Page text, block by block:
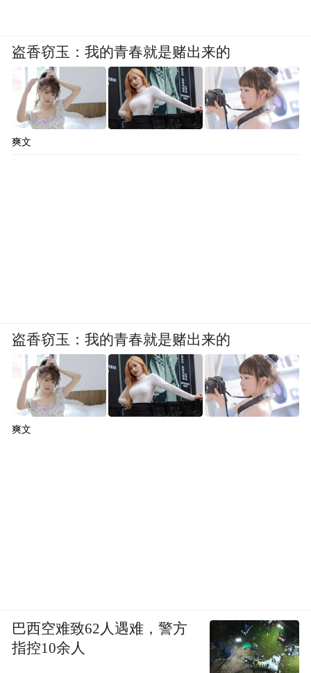
盗香窃玉：我的青春就是赌出来的
爽文
盗香窃玉：我的青春就是赌出来的
爽文
巴西空难致62人遇难，警方
指控10余人